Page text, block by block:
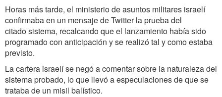
Horas más tarde, el ministerio de asuntos militares israelí
confirmaba en un mensaje de Twitter la prueba del
citado sistema, recalcando que el lanzamiento había sido
programado con anticipación y se realizó tal y como estaba
previsto.
La cartera israelí se negó a comentar sobre la naturaleza del
sistema probado, lo que llevó a especulaciones de que se
trataba de un misil balístico.